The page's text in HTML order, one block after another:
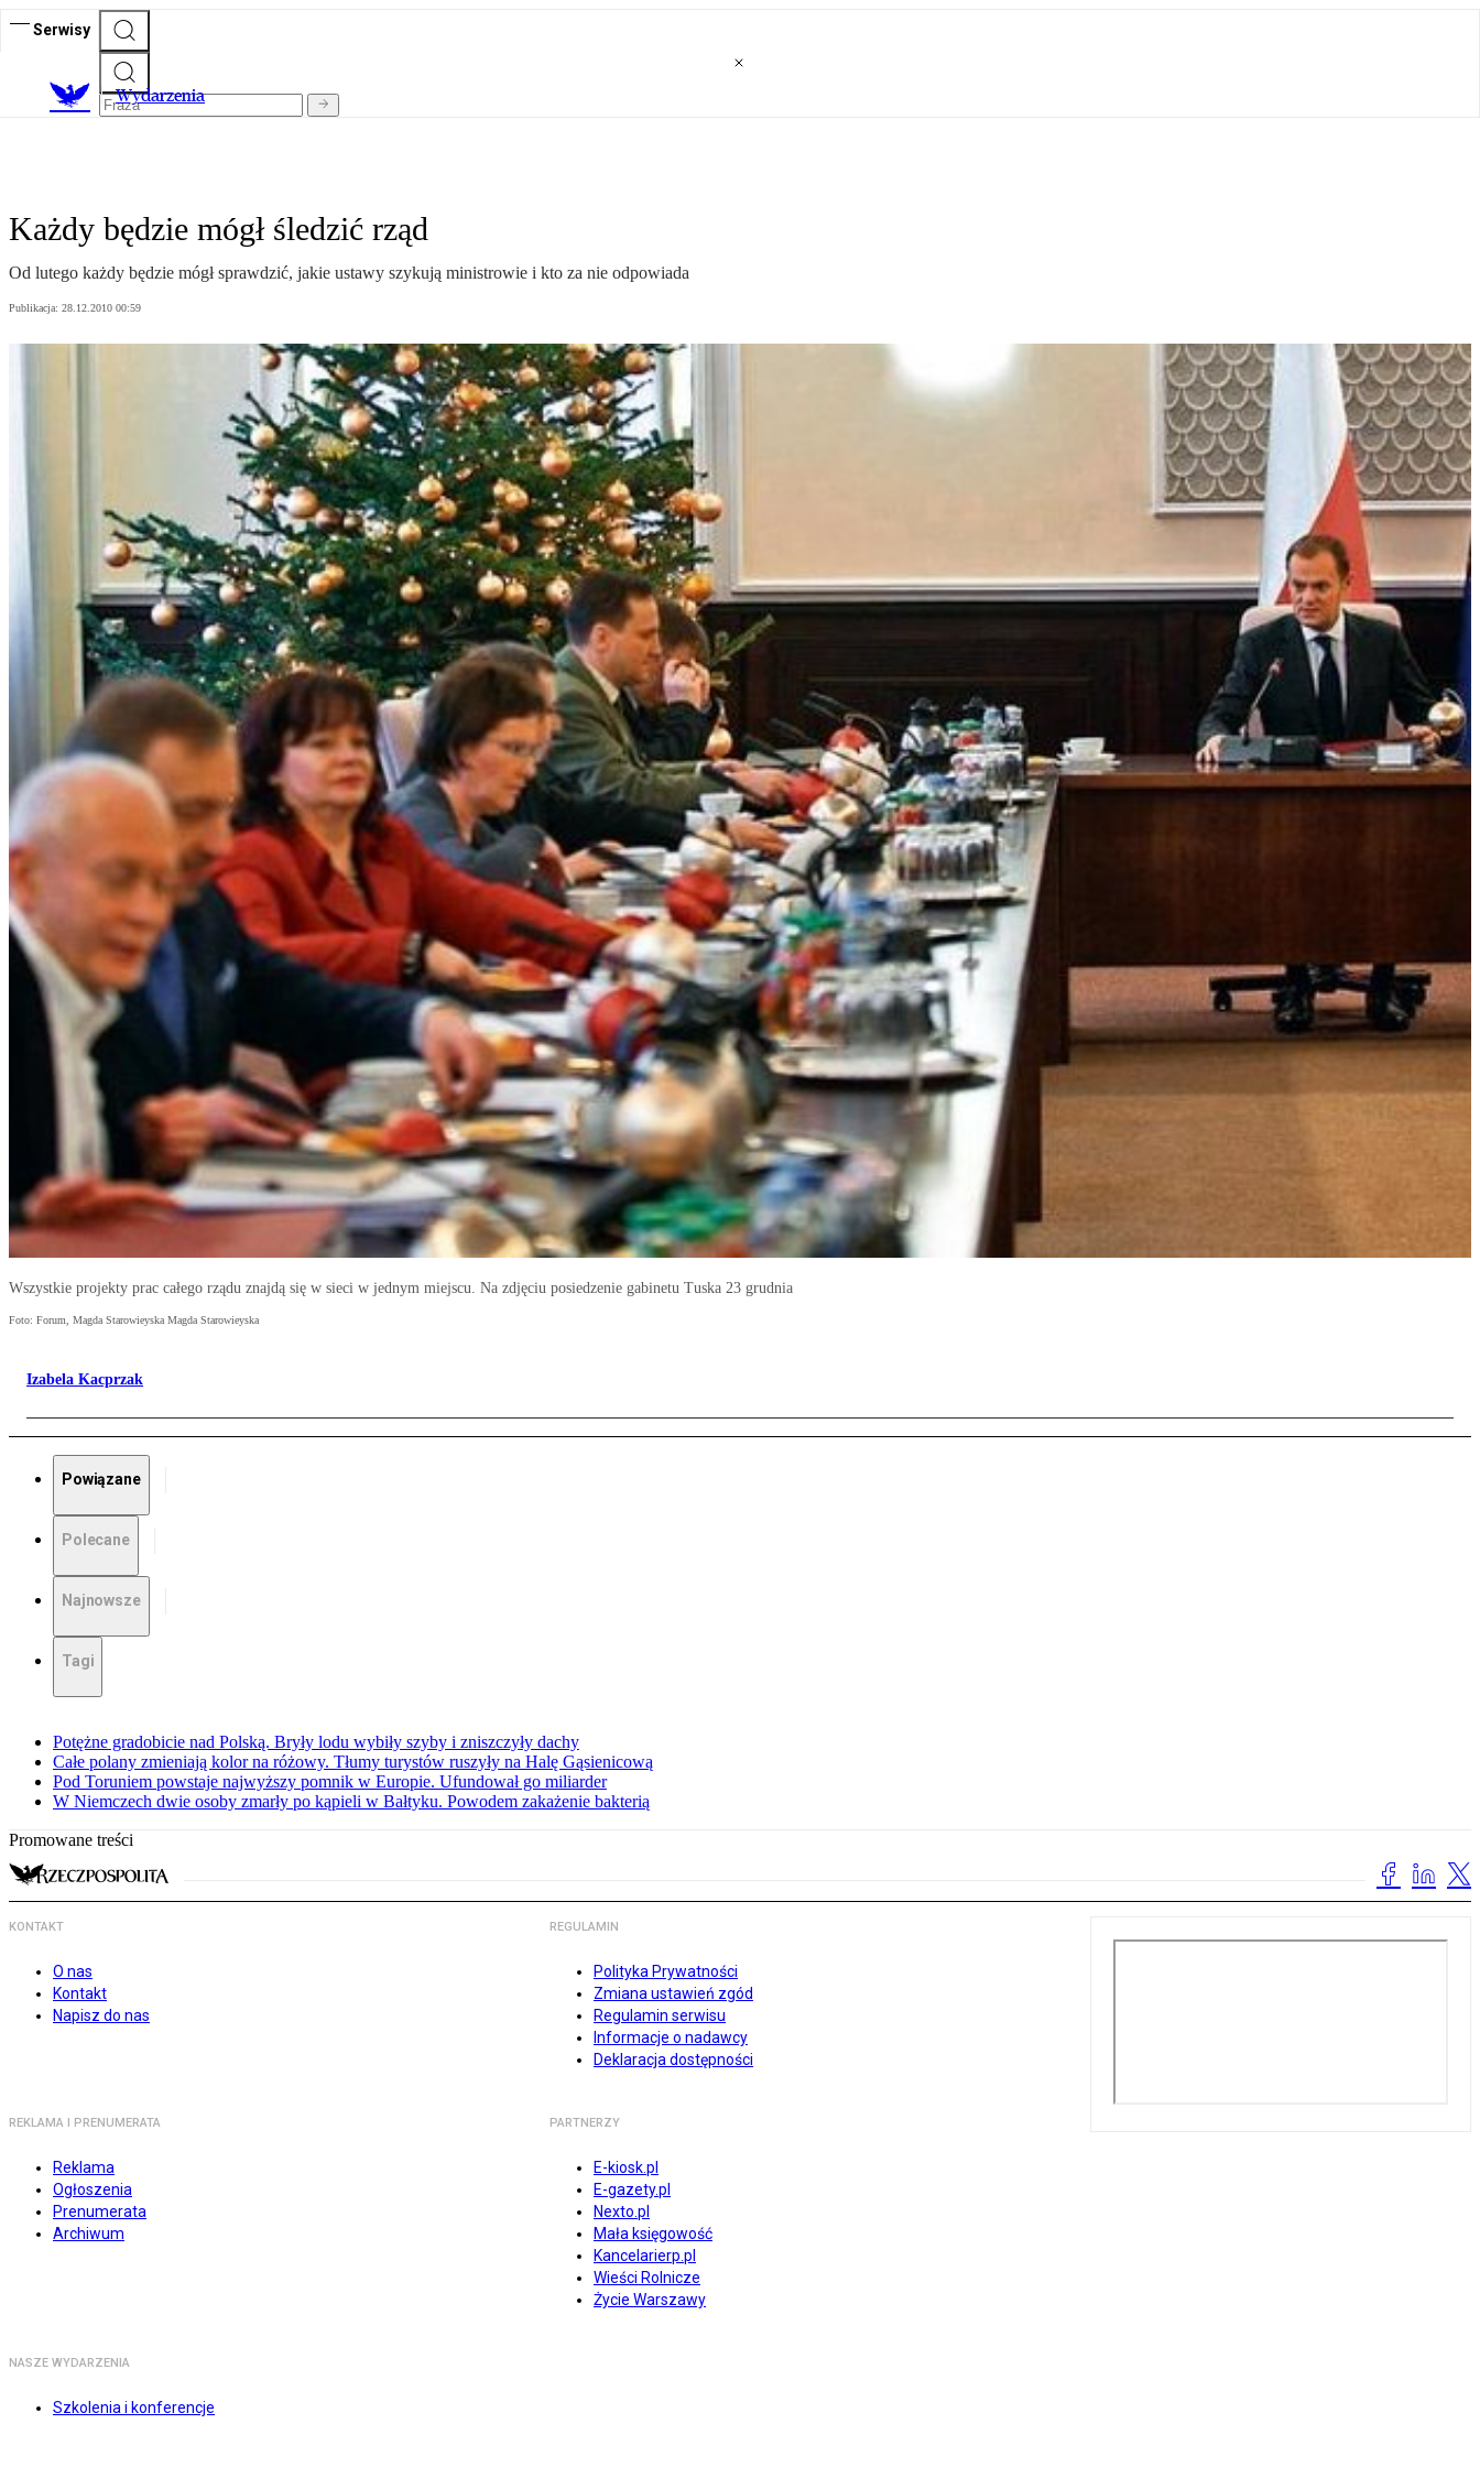
Serwisy
Wydarzenia
Każdy będzie mógł śledzić rząd
Od lutego każdy będzie mógł sprawdzić, jakie ustawy szykują ministrowie i kto za nie odpowiada
Publikacja: 28.12.2010 00:59
Wszystkie projekty prac całego rządu znajdą się w sieci w jednym miejscu. Na zdjęciu posiedzenie gabinetu Tuska 23 grudnia
Foto: Forum, Magda Starowieyska Magda Starowieyska
Izabela Kacprzak
Powiązane
Polecane
Najnowsze
Tagi
Potężne gradobicie nad Polską. Bryły lodu wybiły szyby i zniszczyły dachy
Całe polany zmieniają kolor na różowy. Tłumy turystów ruszyły na Halę Gąsienicową
Pod Toruniem powstaje najwyższy pomnik w Europie. Ufundował go miliarder
W Niemczech dwie osoby zmarły po kąpieli w Bałtyku. Powodem zakażenie bakterią
Promowane treści
KONTAKT
O nas
Kontakt
Napisz do nas
REGULAMIN
Polityka Prywatności
Zmiana ustawień zgód
Regulamin serwisu
Informacje o nadawcy
Deklaracja dostępności
REKLAMA I PRENUMERATA
Reklama
Ogłoszenia
Prenumerata
Archiwum
PARTNERZY
E-kiosk.pl
E-gazety.pl
Nexto.pl
Mała księgowość
Kancelarierp.pl
Wieści Rolnicze
Życie Warszawy
NASZE WYDARZENIA
Szkolenia i konferencje